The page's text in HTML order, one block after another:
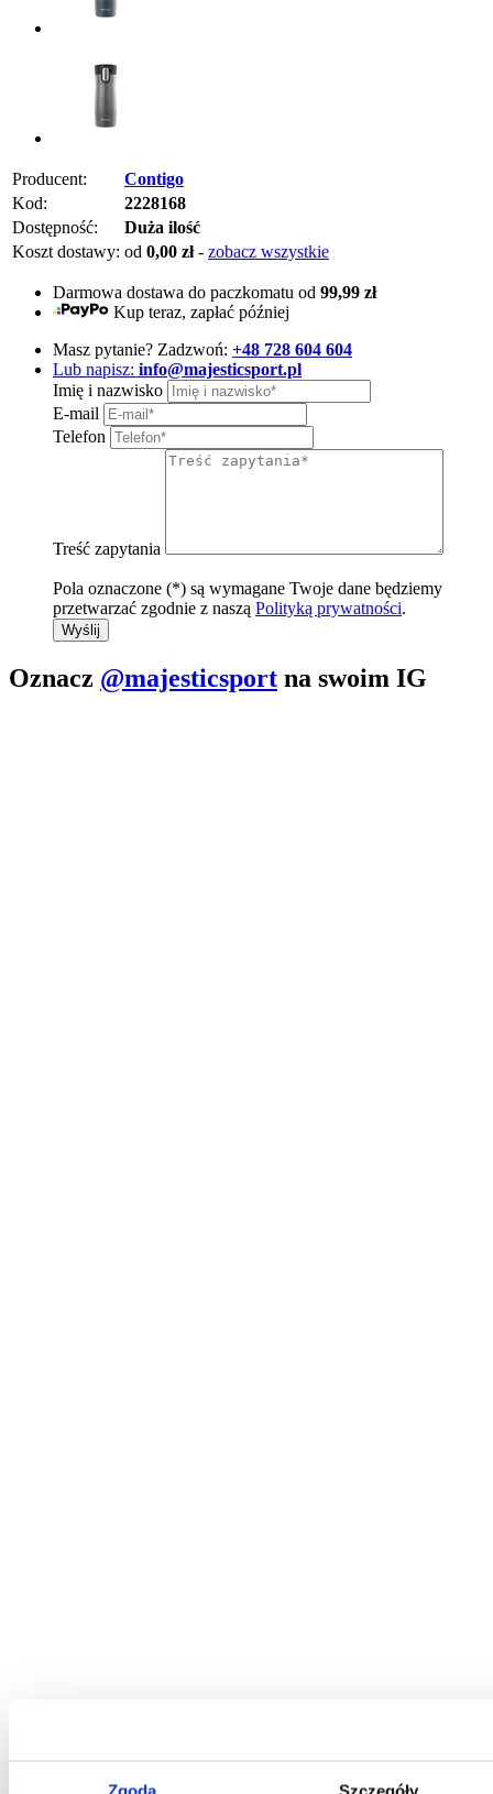
Producent:
Contigo
Kod:
2228168
Dostępność:
Duża ilość
Koszt dostawy: od 0,00 zł - zobacz wszystkie
Darmowa dostawa do paczkomatu od 99,99 zł
Kup teraz, zapłać później
Masz pytanie? Zadzwoń: +48 728 604 604
Lub napisz: info@majesticsport.pl
Imię i nazwisko
E-mail
Telefon
Treść zapytania
Pola oznaczone (*) są wymagane Twoje dane będziemy
przetwarzać zgodnie z naszą Polityką prywatności.
Wyślij
Oznacz @majesticsport na swoim IG